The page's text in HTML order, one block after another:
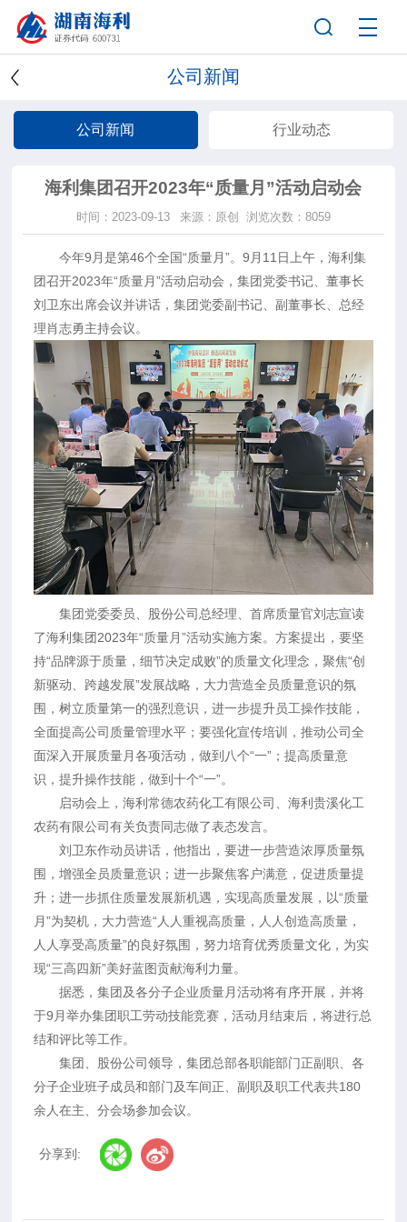
公司新闻
公司新闻 行业动态
海利集团召开2023年“质量月”活动启动会
时间：2023-09-13 来源：原创 浏览次数：8059
今年9月是第46个全国“质量月”。9月11日上午，海利集
团召开2023年“质量月”活动启动会，集团党委书记、董事长
刘卫东出席会议并讲话，集团党委副书记、副董事长、总经
理肖志勇主持会议。
集团党委委员、股份公司总经理、首席质量官刘志宣读
了海利集团2023年“质量月”活动实施方案。方案提出，要坚
持“品牌源于质量，细节决定成败”的质量文化理念，聚焦“创
新驱动、跨越发展”发展战略，大力营造全员质量意识的氛
围，树立质量第一的强烈意识，进一步提升员工操作技能，
全面提高公司质量管理水平；要强化宣传培训，推动公司全
面深入开展质量月各项活动，做到八个“一”；提高质量意
识，提升操作技能，做到十个“一”。
启动会上，海利常德农药化工有限公司、海利贵溪化工
农药有限公司有关负责同志做了表态发言。
刘卫东作动员讲话，他指出，要进一步营造浓厚质量氛
围，增强全员质量意识；进一步聚焦客户满意，促进质量提
升；进一步抓住质量发展新机遇，实现高质量发展，以“质量
月”为契机，大力营造“人人重视高质量，人人创造高质量，
人人享受高质量”的良好氛围，努力培育优秀质量文化，为实
现“三高四新”美好蓝图贡献海利力量。
据悉，集团及各分子企业质量月活动将有序开展，并将
于9月举办集团职工劳动技能竞赛，活动月结束后，将进行总
结和评比等工作。
集团、股份公司领导，集团总部各职能部门正副职、各
分子企业班子成员和部门及车间正、副职及职工代表共180
余人在主、分会场参加会议。
分享到: